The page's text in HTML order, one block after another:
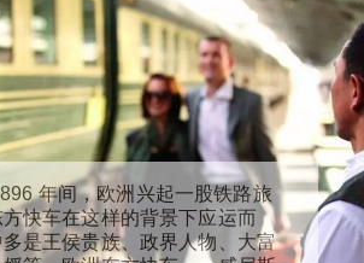
年间，欧洲兴起一股铁路旅
快车在这样的背景下应运而
是王侯贵族、政界人物、大富